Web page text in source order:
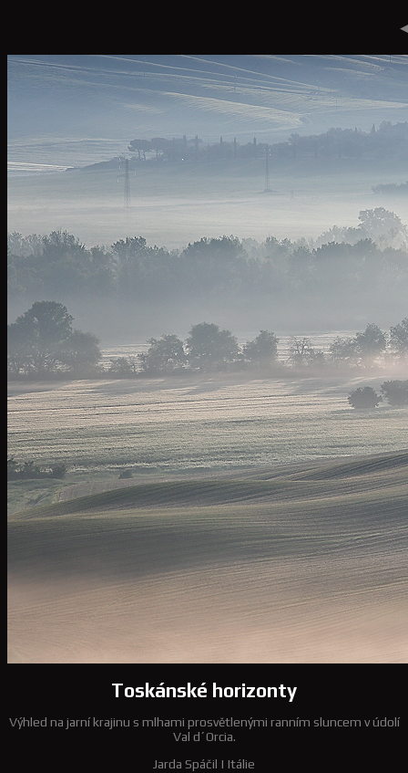
Toskánské horizonty
Výhled na jarní krajinu s mlhami prosvětlenými ranním sluncem v údolí
Val d´Orcia.
Jarda Spáčil | Itálie